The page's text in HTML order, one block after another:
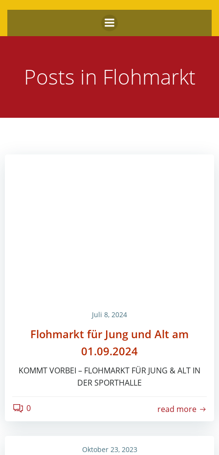
Inhalt
springen
Posts in Flohmarkt
Juli 8, 2024
Flohmarkt für Jung und Alt am
01.09.2024
KOMMT VORBEI – FLOHMARKT FÜR JUNG & ALT IN
DER SPORTHALLE
0 read more
Oktober 23, 2023